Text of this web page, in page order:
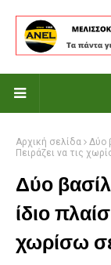
Αρχική σελίδα
Δύο
Πειράζει να τις
Δύο
ίδιο
χωρίσω